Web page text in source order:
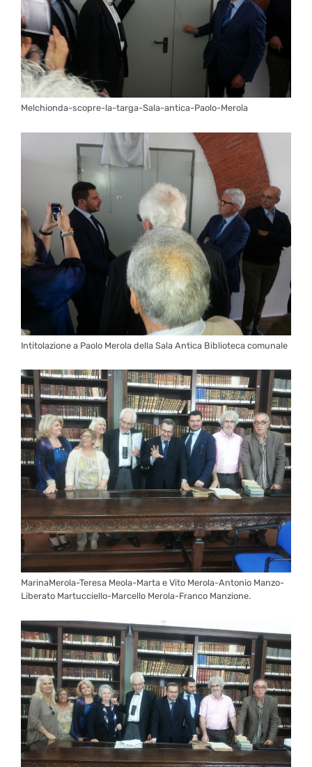
Melchionda-scopre-la-targa-Sala-antica-Paolo-Merola
Intitolazione a Paolo Merola della Sala Antica Biblioteca comunale
MarinaMerola-Teresa Meola-Marta e Vito Merola-Antonio Manzo-
Liberato Martucciello-Marcello Merola-Franco Manzione.